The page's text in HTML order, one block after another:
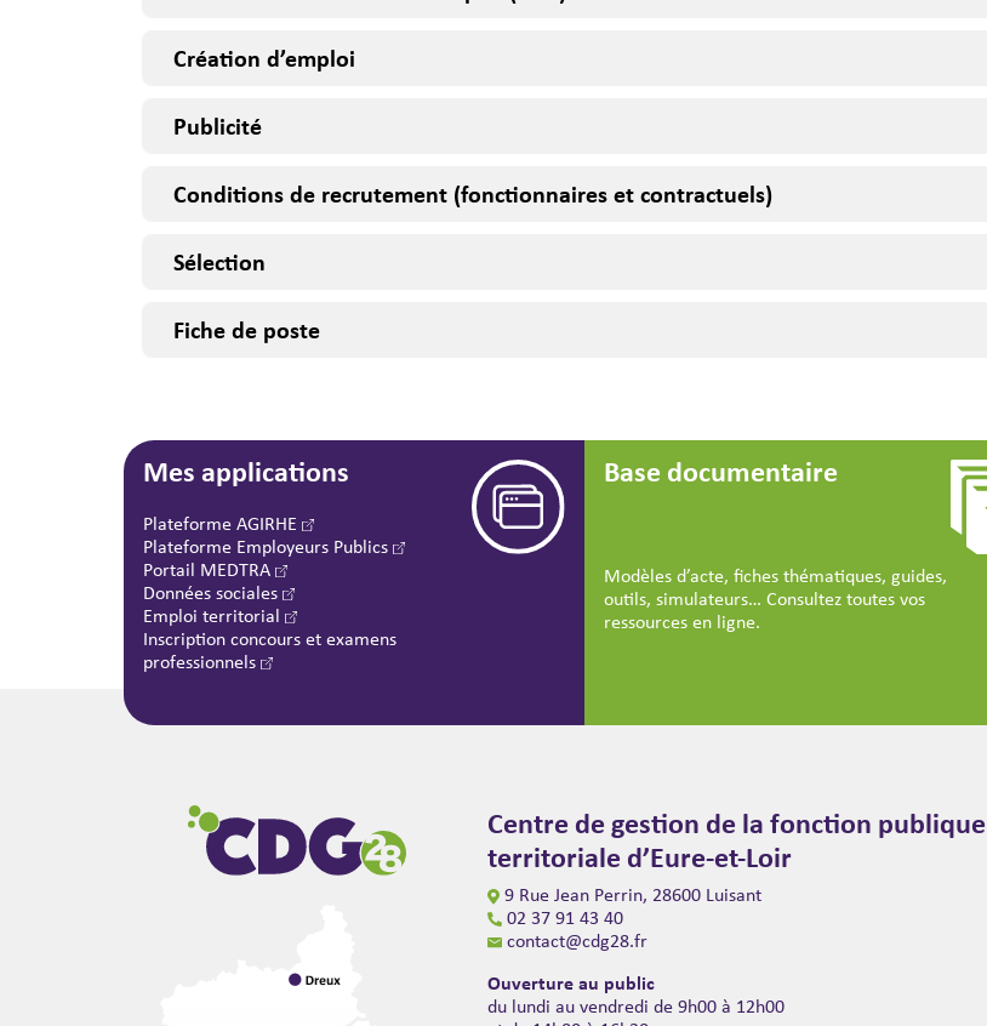
Création d’emploi
Publicité
Conditions de recrutement (fonctionnaires et contractuels)
Sélection
Fiche de poste
Mes applications
Plateforme AGIRHE
Plateforme Employeurs Publics
Portail MEDTRA
Données sociales
Emploi territorial
Inscription concours et examens
professionnels
Base documentaire
Modèles d’acte, fiches thématiques, guides,
outils, simulateurs… Consultez toutes vos
ressources en ligne.
Centre de gestion de la fonction publique
territoriale d’Eure-et-Loir
9 Rue Jean Perrin, 28600 Luisant
02 37 91 43 40
contact@cdg28.fr
Ouverture au public
du lundi au vendredi de 9h00 à 12h00